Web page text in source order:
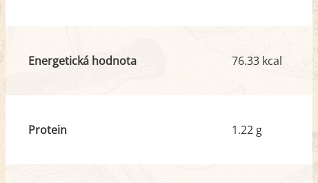
Energetická hodnota 76.33 kcal
Protein 1.22 g